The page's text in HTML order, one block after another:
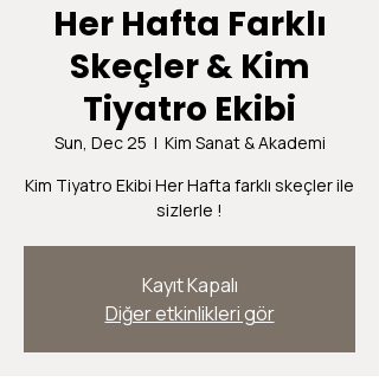
Her Hafta Farklı
Skeçler & Kim
Tiyatro Ekibi
Sun, Dec 25
  |
Kim Sanat & Akademi
Kim Tiyatro Ekibi Her Hafta farklı skeçler ile
sizlerle !
Kayıt Kapalı
Diğer etkinlikleri gör